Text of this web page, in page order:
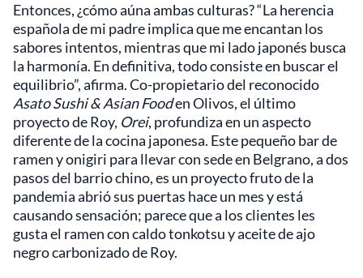
Entonces, ¿cómo aúna ambas culturas? “La herencia
española de mi padre implica que me encantan los
sabores intentos, mientras que mi lado japonés busca
la harmonía. En definitiva, todo consiste en buscar el
equilibrio”, afirma. Co-propietario del reconocido
Asato Sushi & Asian Fooden Olivos, el último
proyecto de Roy, Orei, profundiza en un aspecto
diferente de la cocina japonesa. Este pequeño bar de
ramen y onigiri para llevar con sede en Belgrano, a dos
pasos del barrio chino, es un proyecto fruto de la
pandemia abrió sus puertas hace un mes y está
causando sensación; parece que a los clientes les
gusta el ramen con caldo tonkotsu y aceite de ajo
negro carbonizado de Roy.